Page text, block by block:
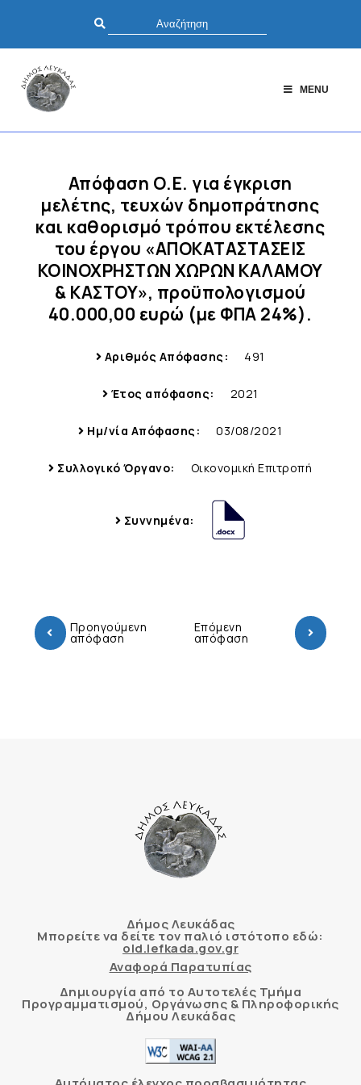
MENU
Απόφαση Ο.Ε. για έγκριση
μελέτης, τευχών δημοπράτησης
και καθορισμό τρόπου εκτέλεσης
του έργου «ΑΠΟΚΑΤΑΣΤΑΣΕΙΣ
ΚΟΙΝΟΧΡΗΣΤΩΝ ΧΩΡΩΝ ΚΑΛΑΜΟΥ
& ΚΑΣΤΟΥ», προϋπολογισμού
40.000,00 ευρώ (με ΦΠΑ 24%).
Αριθμός Απόφασης: 491
Έτος απόφασης: 2021
Ημ/νία Απόφασης: 03/08/2021
Συλλογικό Όργανο: Οικονομική Επιτροπή
Συννημένα:
Προηγούμενη
απόφαση
Επόμενη
απόφαση
Δήμος Λευκάδας
Μπορείτε να δείτε τον παλιό ιστότοπο εδώ:
old.lefkada.gov.gr
Αναφορά Παρατυπίας
Δημιουργία από το Αυτοτελές Τμήμα
Προγραμματισμού, Οργάνωσης & Πληροφορικής
Δήμου Λευκάδας